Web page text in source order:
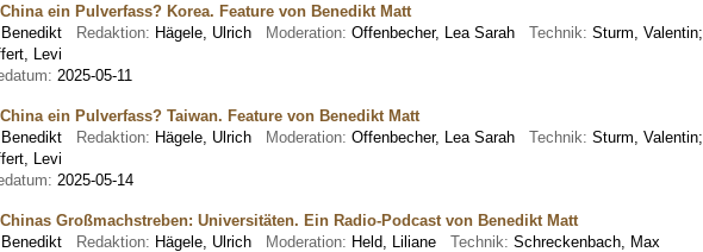
China ein Pulverfass? Korea. Feature von Benedikt Matt
Redaktion: Hägele, Ulrich Moderation: Offenbecher, Lea Sarah Technik: Sturm, Valentin;
Levi
2025-05-11
China ein Pulverfass? Taiwan. Feature von Benedikt Matt
Redaktion: Hägele, Ulrich Moderation: Offenbecher, Lea Sarah Technik: Sturm, Valentin;
Levi
2025-05-14
Chinas Großmachstreben: Universitäten. Ein Radio-Podcast von Benedikt Matt
Redaktion: Hägele, Ulrich Moderation: Held, Liliane Technik: Schreckenbach, Max